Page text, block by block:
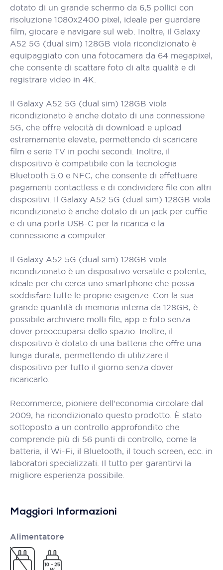
dotato di un grande schermo da 6,5 pollici con
risoluzione 1080x2400 pixel, ideale per guardare
film, giocare e navigare sul web. Inoltre, il Galaxy
A52 5G (dual sim) 128GB viola ricondizionato è
equipaggiato con una fotocamera da 64 megapixel,
che consente di scattare foto di alta qualità e di
registrare video in 4K.
Il Galaxy A52 5G (dual sim) 128GB viola
ricondizionato è anche dotato di una connessione
5G, che offre velocità di download e upload
estremamente elevate, permettendo di scaricare
film e serie TV in pochi secondi. Inoltre, il
dispositivo è compatibile con la tecnologia
Bluetooth 5.0 e NFC, che consente di effettuare
pagamenti contactless e di condividere file con altri
dispositivi. Il Galaxy A52 5G (dual sim) 128GB viola
ricondizionato è anche dotato di un jack per cuffie
e di una porta USB-C per la ricarica e la
connessione a computer.
Il Galaxy A52 5G (dual sim) 128GB viola
ricondizionato è un dispositivo versatile e potente,
ideale per chi cerca uno smartphone che possa
soddisfare tutte le proprie esigenze. Con la sua
grande quantità di memoria interna da 128GB, è
possibile archiviare molti file, app e foto senza
dover preoccuparsi dello spazio. Inoltre, il
dispositivo è dotato di una batteria che offre una
lunga durata, permettendo di utilizzare il
dispositivo per tutto il giorno senza dover
ricaricarlo.
Recommerce, pioniere dell'economia circolare dal
2009, ha ricondizionato questo prodotto. È stato
sottoposto a un controllo approfondito che
comprende più di 56 punti di controllo, come la
batteria, il Wi-Fi, il Bluetooth, il touch screen, ecc. in
laboratori specializzati. Il tutto per garantirvi la
migliore esperienza possibile.
Maggiori Informazioni
Alimentatore